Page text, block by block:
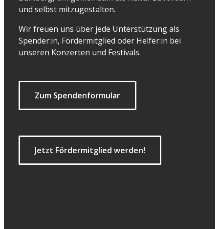
und selbst mitzugestalten.
Wir freuen uns über jede Unterstützung als
Spender:in, Fördermitglied oder Helfer:in bei
unseren Konzerten und Festivals.
Zum Spendenformular
Jetzt Fördermitglied werden!